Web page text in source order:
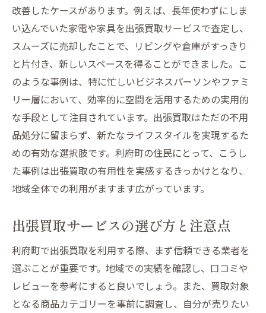
出張買取で自宅を整頓するためのポイント
利府町で出張買取を利用する際の片付け術
出張買取で簡単にできる生活空間の改善方
法
利府町での出張買取を活用した空間作り
出張買取が実現する空間の新たな使い方
利府町の住まいで出張買取がもたらす環境
利府町での出張買取利用で生まれる余暇の楽し
み方
利府町の出張買取がもたらす余暇の過ごし
出張買取で得た自由時間を活用する方法
利府町での出張買取で家族時間を充実させ
る
改善したケースがあります。例えば、長年使わずにしま
い込んでいた家電や家具を出張買取サービスで査定し、
スムーズに売却したことで、リビングや倉庫がすっきり
と片付き、新しいスペースを得ることができました。こ
のような事例は、特に忙しいビジネスパーソンやファミ
リー層において、効率的に空間を活用するための実用的
な手段として注目されています。出張買取はただの不用
品処分に留まらず、新たなライフスタイルを実現するた
めの有効な選択肢です。利府町の住民にとって、こうし
た事例は出張買取の有用性を実感するきっかけとなり、
地域全体での利用がますます広がっています。
出張買取サービスの選び方と注意点
利府町で出張買取を利用する際、まず信頼できる業者を
選ぶことが重要です。地域での実績を確認し、口コミや
レビューを参考にすると良いでしょう。また、買取対象
となる商品カテゴリーを事前に調査し、自分が売りたい